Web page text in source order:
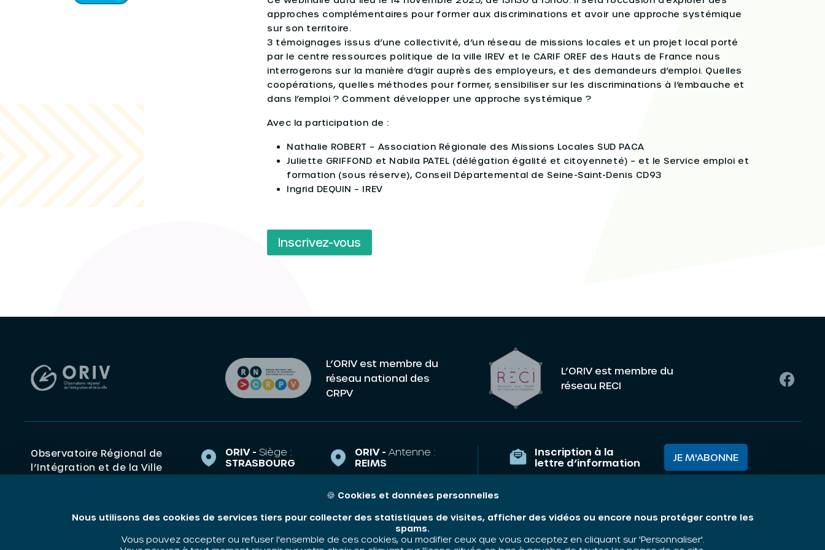
approches complémentaires pour former aux discriminations et avoir une approche systémique
sur son territoire.
3 témoignages issus d’une collectivité, d’un réseau de missions locales et un projet local porté
par le centre ressources politique de la ville IREV et le CARIF OREF des Hauts de France nous
interrogerons sur la manière d’agir auprès des employeurs, et des demandeurs d’emploi. Quelles
coopérations, quelles méthodes pour former, sensibiliser sur les discriminations à l’embauche et
dans l’emploi ? Comment développer une approche systémique ?
Avec la participation de :
Nathalie ROBERT – Association Régionale des Missions Locales SUD PACA
Juliette GRIFFOND et Nabila PATEL (délégation égalité et citoyenneté) – et le Service emploi et
formation (sous réserve), Conseil Départemental de Seine-Saint-Denis CD93
Ingrid DEQUIN – IREV
Inscrivez-vous
L’ORIV est membre du
réseau national des
CRPV
L’ORIV est membre du
réseau RECI
Observatoire Régional de
l’Intégration et de la Ville
Discrimination.
ORIV - Siège :
STRASBOURG
67000 STRASBOURG
contact@oriv.fr
ORIV - Antenne :
REIMS
Eisenhower
e.arnoulet@oriv.fr
06 48 58 83 63
Inscription à la
lettre d’information
JE M'ABONNE
Nos thématiques
Contact
🍪 Cookies et données personnelles
Nous utilisons des cookies de services tiers pour collecter des statistiques de visites, afficher des vidéos ou encore nous protéger contre les
spams.
Vous pouvez accepter ou refuser l'ensemble de ces cookies, ou modifier ceux que vous acceptez en cliquant sur 'Personnaliser'.